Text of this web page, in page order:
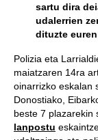
sartu dira
udalerrien
dituzte
Polizia eta
maiatzaren 14ra
oinarrizko eskalan
Donostiako,
beste 7 plazarekin
lanpostu